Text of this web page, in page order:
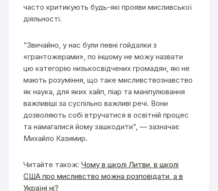
часто критикують будь-які прояви мисливської
діяльності.
“Звичайно, у нас були певні гойдалки з
«грантожерами», по іншому не можу назвати
цю категорію низькосвідчених громадян, які не
мають розуміння, що таке мисливствознавство
як наука, для яких хайп, піар та маніпулювання
важливіші за суспільно важливі речі. Вони
дозволяють собі втручатися в освітній процес
та намагалися йому зашкодити”, — зазначає
Михайло Казимир.
Читайте також:Чому в школі Литви, в школі
США про мисливство можна розповідати, а в
Україні ні?